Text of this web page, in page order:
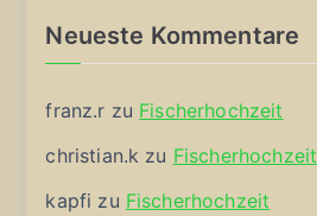
Neueste Kommentare
franz.r zu Fischerhochzeit
christian.k zu Fischerhochzeit
kapfi zu Fischerhochzeit